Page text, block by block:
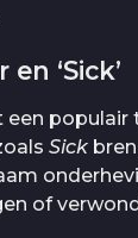
‘Sick’
populair
Sick
of